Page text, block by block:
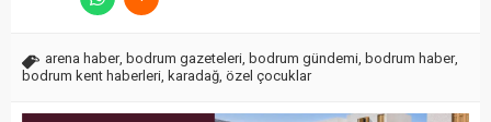
arena haber, bodrum gazeteleri bodrum gündemi bodrum haber,
bodrum kent haberleri karadağ özel çocuklar